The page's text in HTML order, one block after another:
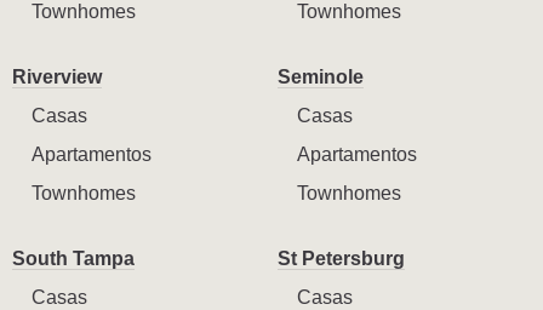
Townhomes
Townhomes
Riverview
Casas
Apartamentos
Townhomes
Seminole
Casas
Apartamentos
Townhomes
South Tampa
Casas
St Petersburg
Casas